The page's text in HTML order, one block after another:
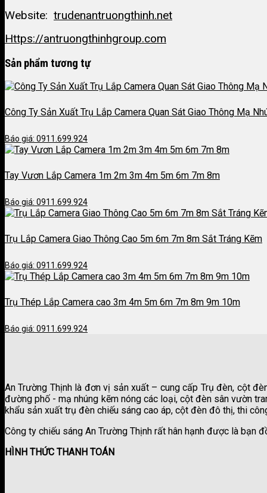
Website: trudenantruongthinh.net
Https://antruongthinhgroup.com
Sản phẩm tương tự
Công Ty Sản Xuất Trụ Lắp Camera Quan Sát Giao Thông Mạ
Báo giá: 0911.699.924
Tay Vươn Lắp Camera 1m 2m 3m 4m 5m 6m 7m 8m
Báo giá: 0911.699.924
Trụ Lắp Camera Giao Thông Cao 5m 6m 7m 8m Sắt Tráng Kẽm
Báo giá: 0911.699.924
Trụ Thép Lắp Camera cao 3m 4m 5m 6m 7m 8m 9m 10m
Báo giá: 0911.699.924
An Trường Thịnh là đơn vị sản xuất – cung cấp Trụ đèn, cột
đường phố - mạ nhúng kẽm nóng các loại, cột đèn sân vườn
khẩu sản xuất trụ đèn chiếu sáng cao áp, cột đèn đô thị, thi
Công ty chiếu sáng An Trường Thịnh rất hân hạnh được là bạn
HÌNH THỨC THANH TOÁN